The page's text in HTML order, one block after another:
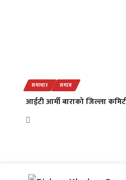
समाचार समाज
आईटी आर्मी बाराको जिल्ला